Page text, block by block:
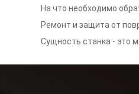
解析
возникновением
гравирующим станком
На что необходимо
деревообрабатывающих
проблемы, с которыми
Ремонт и защита от
Сущность станка - это